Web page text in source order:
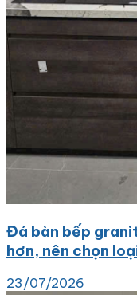
Đá bàn bếp
hơn, nên chọn
23/07/2026